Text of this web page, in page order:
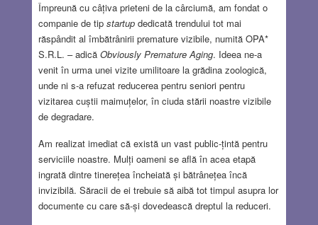
Împreună cu câțiva prieteni de la cârciumă, am fondat o
companie de tip startupdedicată trendului tot mai
răspândit al îmbătrânirii premature vizibile, numită OPA*
S.R.L. – adică Obviously Premature Aging. Ideea ne-a
venit în urma unei vizite umilitoare la grădina zoologică,
unde ni s-a refuzat reducerea pentru seniori pentru
vizitarea cuștii maimuțelor, în ciuda stării noastre vizibile
de degradare.
Am realizat imediat că există un vast public-țintă pentru
serviciile noastre. Mulți oameni se află în acea etapă
ingrată dintre tinerețea încheiată și bătrânețea încă
invizibilă. Săracii de ei trebuie să aibă tot timpul asupra lor
documente cu care să-și dovedească dreptul la reduceri.